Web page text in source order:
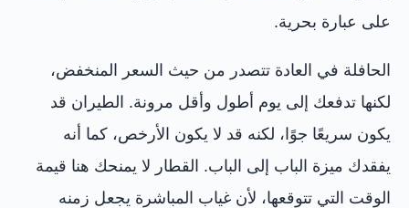
على عبارة بحرية.
الحافلة في العادة تتصدر من حيث السعر المنخفض،
لكنها تدفعك إلى يوم أطول وأقل مرونة. الطيران قد
يكون سريعًا جوًا، لكنه قد لا يكون الأرخص، كما أنه
يفقدك ميزة الباب إلى الباب. القطار لا يمنحك هنا قيمة
الوقت التي تتوقعها، لأن غياب المباشرة يجعل زمنه